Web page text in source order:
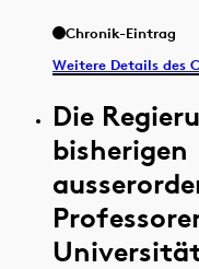
Chronik-Eintrag
Weitere Details des
Die
bisherigen